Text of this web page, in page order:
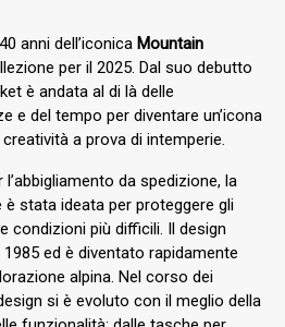
anni dell’iconica Mountain
per il 2025. Dal suo debutto
è andata al di là delle
e del tempo per diventare un’icona
a prova di intemperie.
da spedizione, la
stata ideata per proteggere gli
condizioni più difficili. Il design
ed è diventato rapidamente
alpina. Nel corso dei
si è evoluto con il meglio della